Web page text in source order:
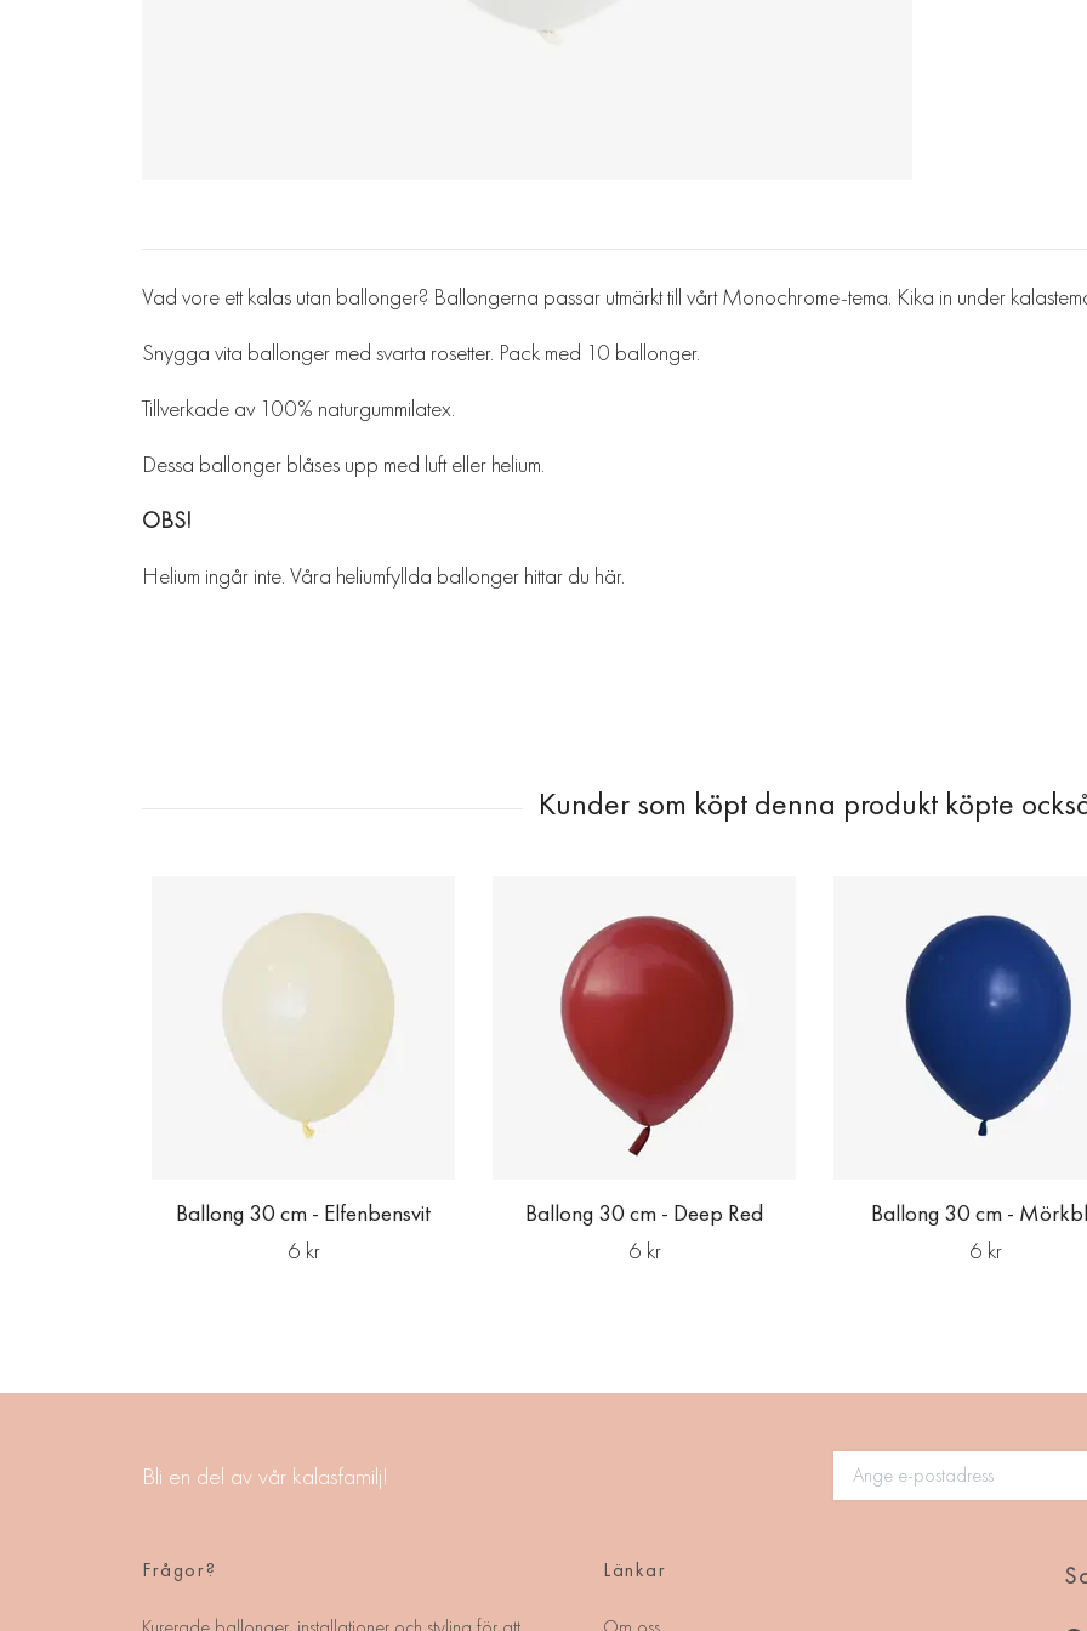
Vad vore ett kalas utan ballonger? Ballongerna passar utmärkt till vårt Monochrome-tema. Kika in under
Snygga vita ballonger med svarta rosetter. Pack med 10 ballonger.
Tillverkade av 100% naturgummilatex.
Dessa ballonger blåses upp med luft eller helium.
OBS!
Helium ingår inte. Våra heliumfyllda ballonger hittar du här.
Ballong 30 cm - Elfenbensvit
6 kr
Ballong 30 cm - Deep Red
6 kr
Ballong 30 cm -
6 kr
Bli en del av vår kalasfamilj!
Frågor? Länkar